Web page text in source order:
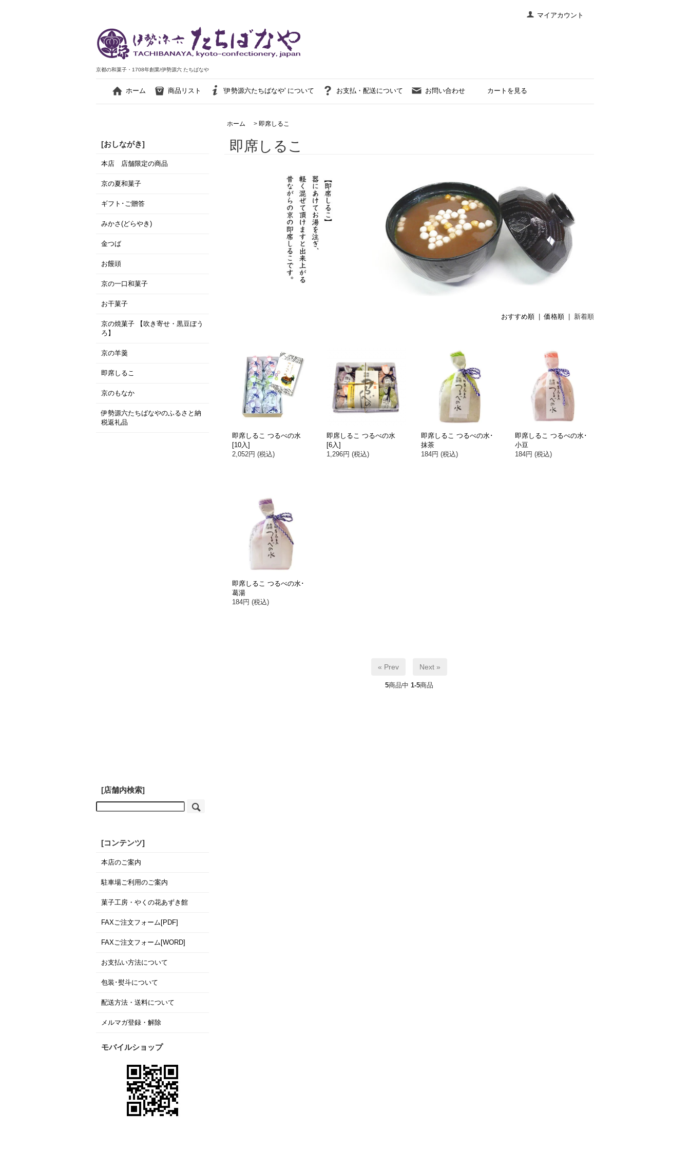
マイアカウント
京都の和菓子・1708年創業/伊勢源六 たちばなや
ホーム 商品リスト '伊勢源六たちばなや' について お支払・配送について お問い合わせ カートを見る
ホーム > 即席しるこ
即席しるこ
おすすめ順 |価格順 | 新着順
即席しるこ つるべの水
[10入]
2,052円 (税込)
即席しるこ つるべの水
[6入]
1,296円 (税込)
即席しるこ つるべの水･
抹茶
184円 (税込)
即席しるこ つるべの水･
小豆
184円 (税込)
即席しるこ つるべの水･
葛湯
184円 (税込)
« Prev Next »
5商品中 1-5商品
[おしながき]
本店 店舗限定の商品
京の夏和菓子
ギフト･ご贈答
みかさ(どらやき)
金つば
お饅頭
京の一口和菓子
お干菓子
京の焼菓子 【吹き寄せ・黒豆ぼう
ろ】
京の羊羹
即席しるこ
京のもなか
伊勢源六たちばなやのふるさと納
税返礼品
[店舗内検索]
[コンテンツ]
本店のご案内
駐車場ご利用のご案内
菓子工房・やくの花あずき館
FAXご注文フォーム[PDF]
FAXご注文フォーム[WORD]
お支払い方法について
包装･熨斗について
配送方法・送料について
メルマガ登録・解除
モバイルショップ